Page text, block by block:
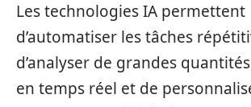
Les technologies IA permettent
d’automatiser les tâches
d’analyser de grandes
en temps réel et de